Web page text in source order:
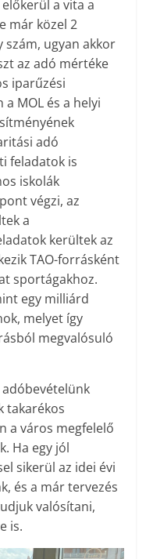
a vita a
már közel 2
szám, ugyan akkor
az adó mértéke
iparűzési
MOL és a helyi
adó
feladatok is
iskolák
végzi, az
a
kerültek az
TAO-forrásként
sportágakhoz.
egy milliárd
melyet így
megvalósuló
takarékos
a város megfelelő
Ha egy jól
sikerül az idei évi
és a már tervezés
valósítani,
is.